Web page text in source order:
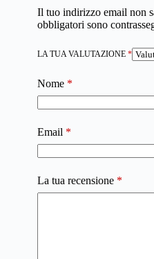
Il tuo indirizzo email non
obbligatori sono
LA TUA VALUTAZIONE *
Nome*
Email *
La tua recensione *